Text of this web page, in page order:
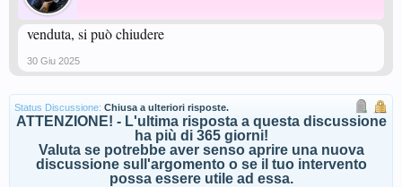
venduta, si può chiudere
30 Giu 2025
Status Discussione: Chiusa a ulteriori risposte.
ATTENZIONE! - L'ultima risposta a questa discussione
ha più di 365 giorni!
Valuta se potrebbe aver senso aprire una nuova
discussione sull'argomento o se il tuo intervento
possa essere utile ad essa.